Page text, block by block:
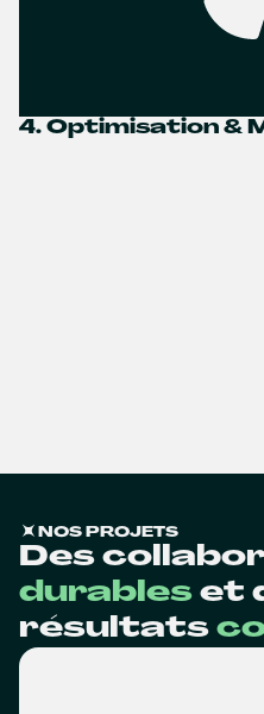
4. Optimisation &
NOS PROJETS
Des
durables et
résultats